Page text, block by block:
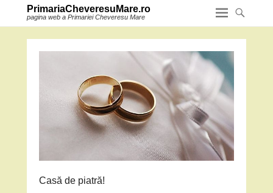
PrimariaCheveresuMare.ro
pagina web a Primariei Cheveresu Mare
Casă de piatră!